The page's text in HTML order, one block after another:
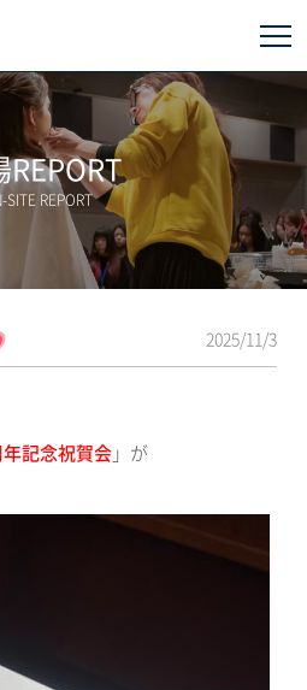
SITE REPORT
2025/11/3
記念祝賀会」が